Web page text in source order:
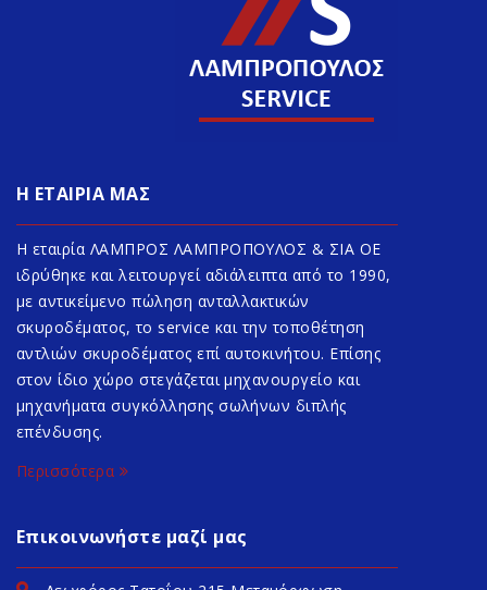
Η ΕΤΑΙΡΙΑ ΜΑΣ
Η εταιρία ΛΑΜΠΡΟΣ ΛΑΜΠΡΟΠΟΥΛΟΣ & ΣΙΑ ΟΕ
ιδρύθηκε και λειτουργεί αδιάλειπτα από το 1990,
με αντικείμενο πώληση ανταλλακτικών
σκυροδέματος, το service και την τοποθέτηση
αντλιών σκυροδέματος επί αυτοκινήτου. Επίσης
στον ίδιο χώρο στεγάζεται μηχανουργείο και
μηχανήματα συγκόλλησης σωλήνων διπλής
επένδυσης.
Περισσότερα
Επικοινωνήστε μαζί μας